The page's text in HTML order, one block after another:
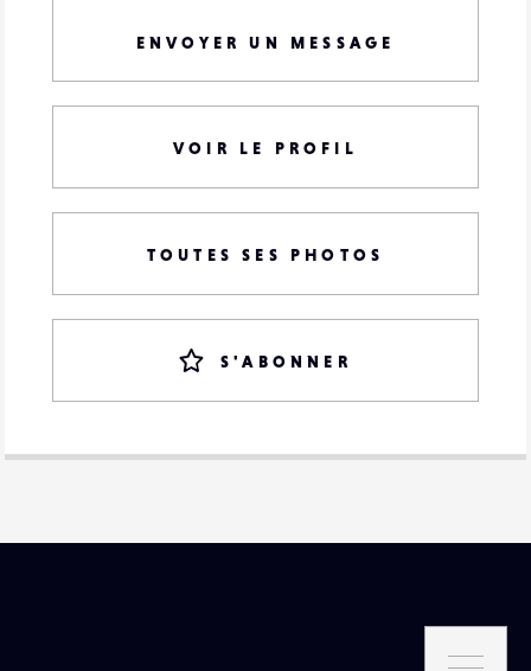
ENVOYER UN MESSAGE
VOIR LE PROFIL
TOUTES SES PHOTOS
S'ABONNER